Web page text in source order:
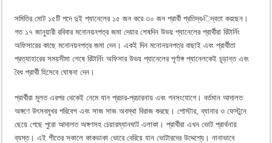
সমিতির মোট ১৫টি পদে দুই প্যানেলের ১৫ জন করে ৩০ জন প্রার্থী প্রতিদ্ব›িদ্বতা করছেন।
গত ১৭ জানুয়ারী রবিবার মনোনয়নপত্র জমা দেয়ার শেষদিন উভয় প্যানেলের প্রার্থীরা রিটার্নিং
অফিসারের কাছে মনোনয়নপত্র জমা দেন। একই দিন মনোনয়নপত্র বাছাই এবং প্রার্থীতা
প্রত্যাহারের সময়সীমা শেষে রিটার্নিং অফিসার উভয় প্যানেলের পূর্ণাঙ্গ প্যানেলকেই চূড়ান্ত এবং
বৈধ প্রার্থী হিসেবে ঘোষনা দেন।
প্রার্থীরা মূলত এরপর থেকেই নেমে যান প্রচার-প্রচারনায় এবং গনসংযোগে। বর্তমান আদালত
অঙ্গণে উৎসবমুখর পরিবেশ এবং সাজ সাজ অবস্থা বিরাজ করছে। পোস্টার, ব্যানার ও ফেস্টুনে
ছেয়ে গেছে পুরো আদালত অঙ্গণসহ চেয়ারম্যানঘাট এলাকা। প্রার্থীরা এখন ভোট প্রার্থনায়
ব্যস্ত। এই শীতের সকালে কাকডাকা ভোরে বেরিয়ে যান ভোটারদের উদ্দেশ্যে। নানাভাবে